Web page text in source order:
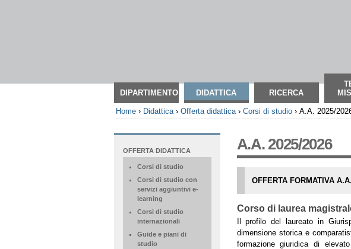
DIPARTIMENTO DIDATTICA RICERCA
Home › Didattica ›Offerta didattica ›Corsi di studio ›A.A. 2025/
A.A. 2025/2026
OFFERTA FORMATIVA
Corso di laurea
Il profilo del laureato in
dimensione storica e
formazione giuridica di
EXTENDED
OFFERTA DIDATTICA
Corsi di studio
Corsi di studio con
servizi aggiuntivi e-
learning
Corsi di studio
internazionali
Guide e piani di
studio